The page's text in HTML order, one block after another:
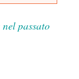
passato